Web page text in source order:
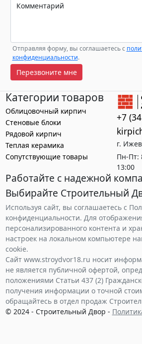
Комментарий
Отправляя форму, вы соглашаетесь с
конфиденциальности.
Перезвоните мне
Работайте с надежной
Выбирайте Строительный
Используя сайт, вы соглашаетесь с
конфиденциальности. Для
персонализированного контента и
настроек на локальном компьютере
cookie.
Сайт www.stroydvor18.ru носит
не является публичной офертой,
положениями Статьи 437 (2)
получения информации о точной
обращайтесь в отдел продаж
Категории товаров
Облицовочный кирпич
Стеновые блоки
Рядовой кирпич
Теплая керамика
Сопутствующие товары
+7
г.
Пн-Пт:
13:00
© 2024 - Строительный Двор -